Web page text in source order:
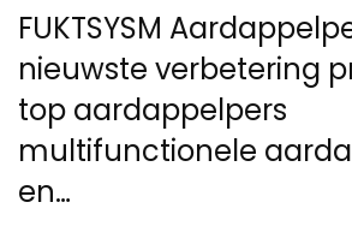
FUKTSYSM
nieuwste verbetering
top aardappelpers
multifunctionele
en…